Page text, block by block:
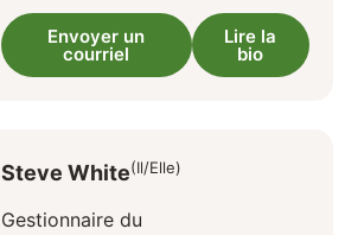
Envoyer un
courriel
Lire la
bio
Steve White(Il/Elle)
Gestionnaire du